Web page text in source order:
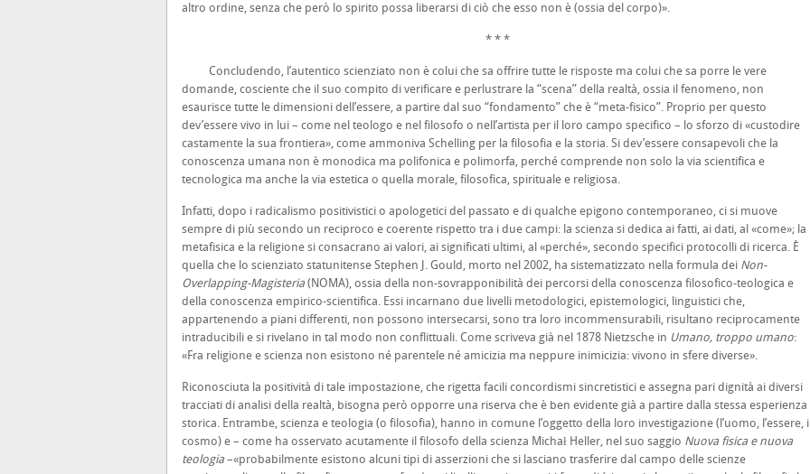
altro ordine, senza che però lo spirito possa liberarsi di ciò che esso non è (ossia del corpo)».
* * *
Concludendo, l’autentico scienziato non è colui che sa offrire tutte le risposte ma colui che sa porre le vere
domande, cosciente che il suo compito di verificare e perlustrare la “scena” della realtà, ossia il fenomeno, non
esaurisce tutte le dimensioni dell’essere, a partire dal suo “fondamento” che è “meta-fisico”. Proprio per questo
dev’essere vivo in lui – come nel teologo e nel filosofo o nell’artista per il loro campo specifico – lo sforzo di «custodire
castamente la sua frontiera», come ammoniva Schelling per la filosofia e la storia. Si dev’essere consapevoli che la
conoscenza umana non è monodica ma polifonica e polimorfa, perché comprende non solo la via scientifica e
tecnologica ma anche la via estetica o quella morale, filosofica, spirituale e religiosa.
Infatti, dopo i radicalismo positivistici o apologetici del passato e di qualche epigono contemporaneo, ci si muove
sempre di più secondo un reciproco e coerente rispetto tra i due campi: la scienza si dedica ai fatti, ai dati, al «come»; la
metafisica e la religione si consacrano ai valori, ai significati ultimi, al «perché», secondo specifici protocolli di ricerca. È
quella che lo scienziato statunitense Stephen J. Gould, morto nel 2002, ha sistematizzato nella formula dei Non-
Overlapping-Magisteria (NOMA), ossia della non-sovrapponibilità dei percorsi della conoscenza filosofico-teologica e
della conoscenza empirico-scientifica. Essi incarnano due livelli metodologici, epistemologici, linguistici che,
appartenendo a piani differenti, non possono intersecarsi, sono tra loro incommensurabili, risultano reciprocamente
intraducibili e si rivelano in tal modo non conflittuali. Come scriveva già nel 1878 Nietzsche in Umano, troppo umano:
«Fra religione e scienza non esistono né parentele né amicizia ma neppure inimicizia: vivono in sfere diverse».
Riconosciuta la positività di tale impostazione, che rigetta facili concordismi sincretistici e assegna pari dignità ai diversi
tracciati di analisi della realtà, bisogna però opporre una riserva che è ben evidente già a partire dalla stessa esperienza
storica. Entrambe, scienza e teologia (o filosofia), hanno in comune l’oggetto della loro investigazione (l’uomo, l’essere,
cosmo) e – come ha osservato acutamente il filosofo della scienza Michał Heller, nel suo saggio Nuova fisica e nuova
teologia –«probabilmente esistono alcuni tipi di asserzioni che si lasciano trasferire dal campo delle scienze